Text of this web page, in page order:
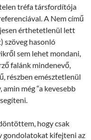
tréfa társfordítója
A Nem című
érthetetlenül lett
szöveg hasonló
sem lehet mondani,
falánk mindenevő,
részben emésztetlenül
még “a kevesebb
hogy csak
gondolatokat kifejteni az